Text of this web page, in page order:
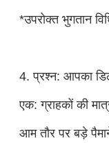
*उपरोक्त भुगतान
4. प्रश्न: आपका
एक: ग्राहकों की
आम तौर पर बड़े